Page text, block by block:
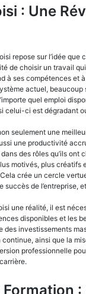
: Une
repose sur l’idée que
de choisir un travail
à ses compétences et
actuel, beaucoup
quel emploi
celui-ci est dégradant
seulement une
une productivité
des rôles qu’ils ont
motivés, plus créatifs
crée un cercle
succès de l’entreprise,
une réalité, il est
disponibles et les
des investissements
continue, ainsi que la
professionnelle
: